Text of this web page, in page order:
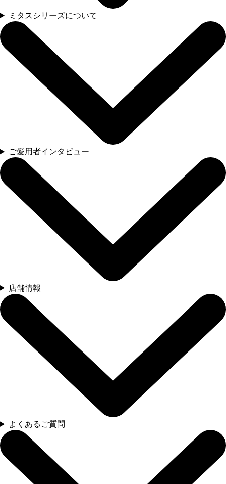
ミタスシリーズについて
ご愛用者インタビュー
店舗情報
よくあるご質問